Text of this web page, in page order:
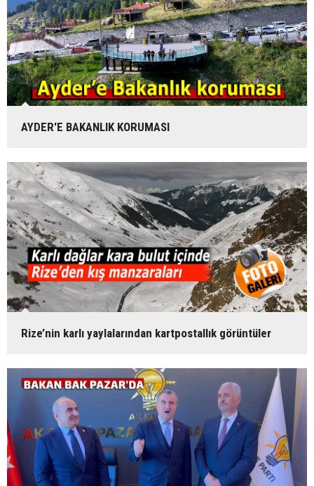
AYDER'E BAKANLIK KORUMASI
Rize’nin karlı yaylalarından kartpostallık görüntüler